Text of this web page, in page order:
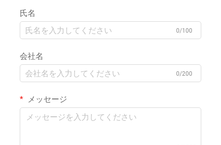
氏名
0/100
会社名
0/200
メッセージ